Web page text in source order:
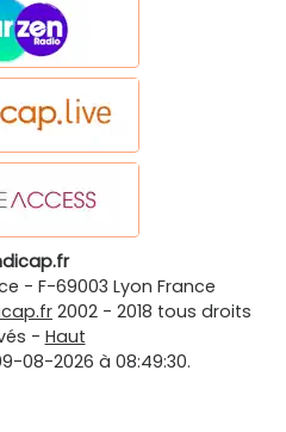
- F-69003 Lyon France
2002 - 2018 tous droits
- Haut
08-2026 à 08:49:30.